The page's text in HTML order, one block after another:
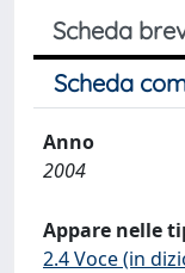
Scheda
Scheda
Anno
2004
Appare nelle
2.4 Voce (in